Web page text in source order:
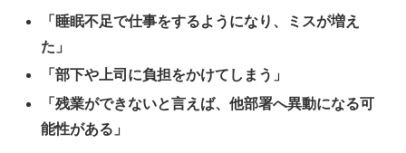
「睡眠不足で仕事をするようになり、ミスが増え
た」
「部下や上司に負担をかけてしまう」
「残業ができないと言えば、他部署へ異動になる可
能性がある」